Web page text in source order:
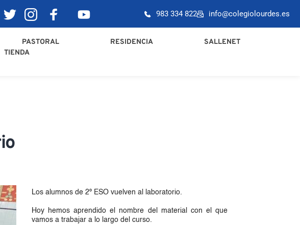
983 334 822 info@colegiolourdes.es
PASTORAL RESIDENCIA
SALLENET
TIENDA
Los alumnos de 2º ESO vuelven al laboratorio.
Hoy hemos aprendido el nombre del material con el que
vamos a trabajar a lo largo del curso.